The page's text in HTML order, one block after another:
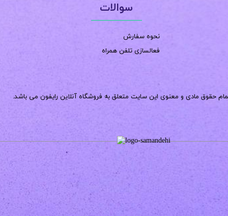
سوالات
نحوه سفارش
فعالسازی تلفن همراه
حقوق مادی و معنوی این سایت متعلق به فروشگاه آنلاین رایفون می باشد.